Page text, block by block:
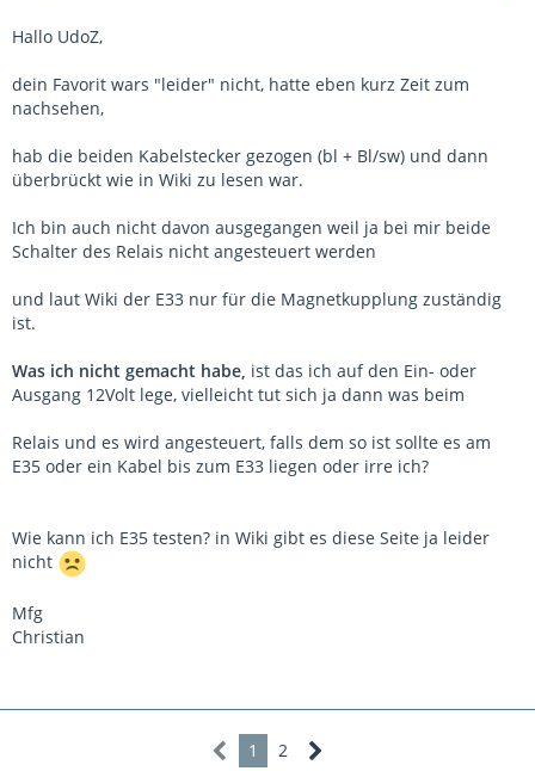
Hallo UdoZ,
dein Favorit wars "leider" nicht, hatte eben kurz Zeit zum
nachsehen,
hab die beiden Kabelstecker gezogen (bl + Bl/sw) und dann
überbrückt wie in Wiki zu lesen war.
Ich bin auch nicht davon ausgegangen weil ja bei mir beide
Schalter des Relais nicht angesteuert werden
und laut Wiki der E33 nur für die Magnetkupplung zuständig
ist.
Was ich nicht gemacht habe, ist das ich auf den Ein- oder
Ausgang 12Volt lege, vielleicht tut sich ja dann was beim
Relais und es wird angesteuert, falls dem so ist sollte es am
E35 oder ein Kabel bis zum E33 liegen oder irre ich?
Wie kann ich E35 testen? in Wiki gibt es diese Seite ja leider
nicht
Mfg
Christian
1 2